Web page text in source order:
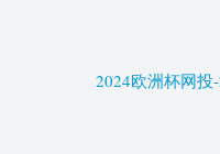
2024欧洲杯网投